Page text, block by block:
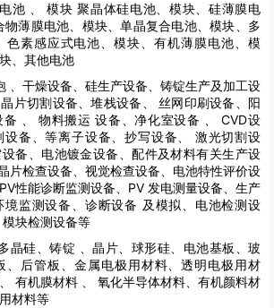
池 、 模块 聚晶体硅电池、模块、硅薄膜电
物薄膜电池、模块、单晶复合电池、模块、多
色素感应式电池、模块、有机薄膜电池、模
、其他电池
、干燥设备、硅生产设备、铸锭生产及加工设
片切割设备、堆栈设备、 丝网印刷设备、阳
、 物料搬运 设备、净化室设备 、 CVD设
设备、等离子设备、抄写设备、 激光切割设
备、电池镀金设备、配件及材料有关生产设
片检查设备、视觉检查设备、电池特性评价设
性能诊断监测设备、PV 发电测量设备、生产
境监测设备、诊断设备 及模拟、电池检测设
块检测设备等
晶硅、铸锭 、晶片、球形硅、电池基板、玻
、后管板、金属电极用材料、透明电极用材
有机膜材料 、 氧化半导体材料、有机颜料材
材料等